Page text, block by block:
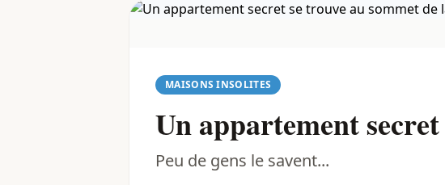
MAISONS INSOLITES
Un appartement
Peu de gens le savent...